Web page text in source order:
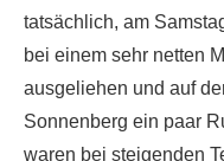
tatsächlich, am
bei einem sehr netten
ausgeliehen und auf
Sonnenberg ein paar
waren bei steigenden